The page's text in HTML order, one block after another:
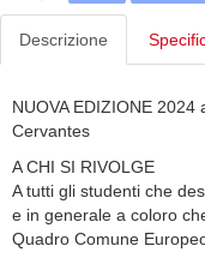
Descrizione
NUOVA EDIZIONE
Cervantes
A CHI SI RIVOLGE
A tutti gli studenti che
e in generale a coloro
Quadro Comune